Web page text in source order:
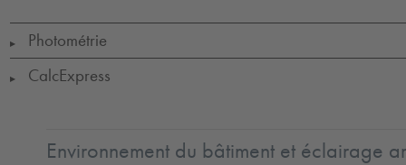
▶ Photométrie
▶ CalcExpress
Environnement du bâtiment et éclairage